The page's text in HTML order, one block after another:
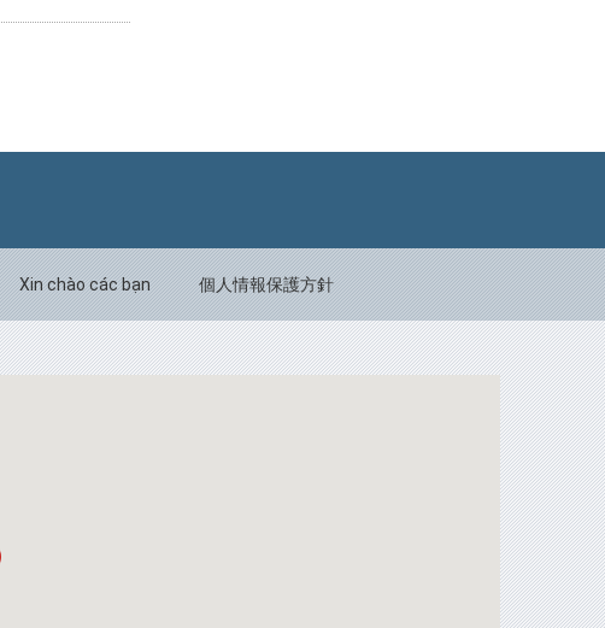
Xin chào các bạn 個人情報保護方針
Back to top